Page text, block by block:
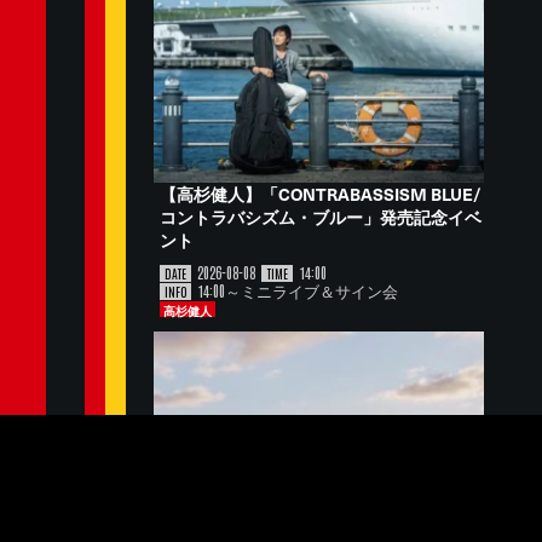
【高杉健人】「CONTRABASSISM BLUE/
コントラバシズム・ブルー」発売記念イベ
ント
DATE 2026-08-08 TIME 14:00
INFO 14:00～ミニライブ＆サイン会
高杉健人